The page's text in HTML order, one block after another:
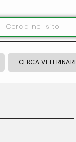
CERCA
Cerca nel sito